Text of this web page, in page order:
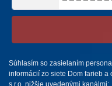
Súhlasím so zasielaním
informácií zo siete Dom farieb a
s.r.o. nižšie uvedenými kanálmi: